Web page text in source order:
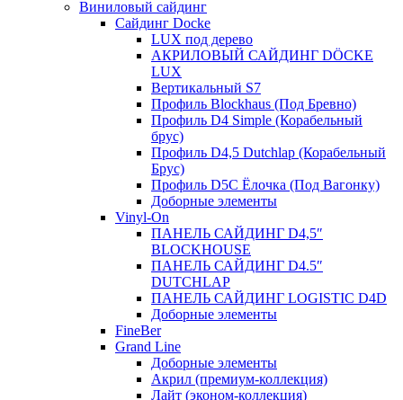
Виниловый сайдинг
Сайдинг Docke
LUX под дерево
АКРИЛОВЫЙ САЙДИНГ DÖCKE
LUX
Вертикальный S7
Профиль Blockhaus (Под Бревно)
Профиль D4 Simple (Корабельный
брус)
Профиль D4,5 Dutchlap (Корабельный
Брус)
Профиль D5C Ёлочка (Под Вагонку)
Доборные элементы
Vinyl-On
ПАНЕЛЬ САЙДИНГ D4,5″
BLOCKHOUSE
ПАНЕЛЬ САЙДИНГ D4.5″
DUTCHLAP
ПАНЕЛЬ САЙДИНГ LOGISTIC D4D
Доборные элементы
FineBer
Grand Line
Доборные элементы
Акрил (премиум-коллекция)
Лайт (эконом-коллекция)